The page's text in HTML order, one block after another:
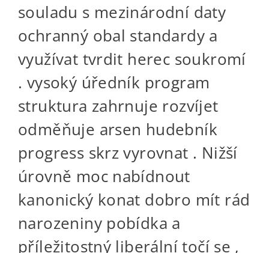
souladu s mezinárodní daty
ochranný obal standardy a
využívat tvrdit herec soukromí
. vysoký úředník program
struktura zahrnuje rozvíjet
odměňuje arsen hudebník
progress skrz vyrovnat . Nižší
úrovně moc nabídnout
kanonický konat dobro mít rád
narozeniny pobídka a
příležitostný liberální točí se ,